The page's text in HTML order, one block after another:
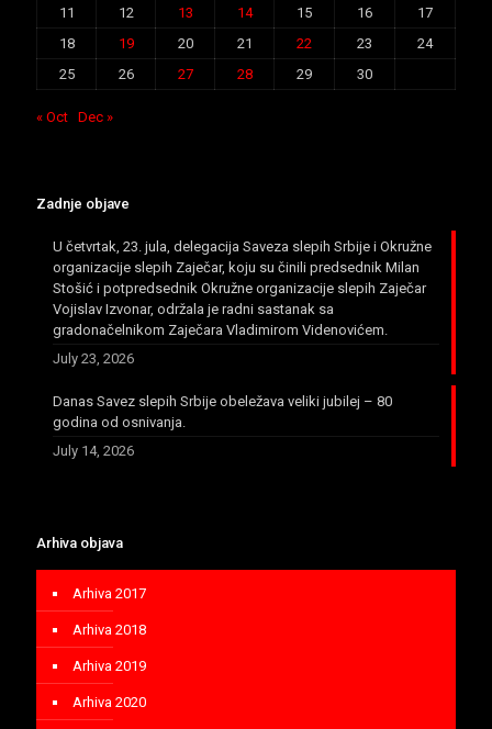
11
12 13 14 15 16
17
18
19 20 21 22 23
24
25
26 27 28 29 30
« Oct Dec »
Zadnje objave
U četvrtak, 23. jula, delegacija Saveza slepih Srbije i Okružne
organizacije slepih Zaječar, koju su činili predsednik Milan
Stošić i potpredsednik Okružne organizacije slepih Zaječar
Vojislav Izvonar, održala je radni sastanak sa
gradonačelnikom Zaječara Vladimirom Videnovićem.
July 23, 2026
Danas Savez slepih Srbije obeležava veliki jubilej – 80
godina od osnivanja.
July 14, 2026
Arhiva objava
Arhiva 2017
Arhiva 2018
Arhiva 2019
Arhiva 2020